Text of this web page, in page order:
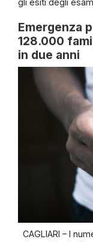
gli esiti degli
Emergenza
128.000
in due anni
CAGLIARI – I